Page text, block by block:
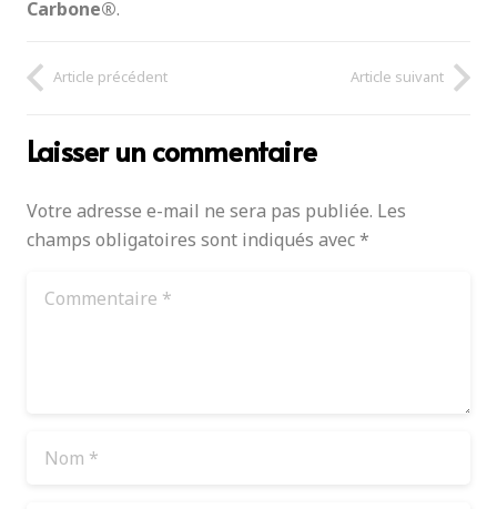
Carbone®.
Article précédent Article suivant
Laisser un commentaire
Votre adresse e-mail ne sera pas publiée. Les
champs obligatoires sont indiqués avec*